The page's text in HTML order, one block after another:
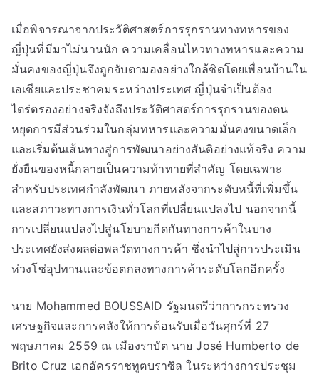
เมื่อพิจารณาจากประวัติศาสตร์การรุกรานทางทหารของ
ญี่ปุ่นที่มีมาไม่นานนัก ความเคลื่อนไหวทางทหารและความ
มั่นคงของญี่ปุ่นจึงถูกจับตามองอย่างใกล้ชิดโดยเพื่อนบ้านใน
เอเชียและประชาคมระหว่างประเทศ ญี่ปุ่นจำเป็นต้อง
ไตร่ตรองอย่างจริงจังถึงประวัติศาสตร์การรุกรานของตน
หยุดการมีส่วนร่วมในกลุ่มทหารและความมั่นคงขนาดเล็ก
และเริ่มต้นเส้นทางสู่การพัฒนาอย่างสันติอย่างแท้จริง ความ
ยั่งยืนของหนี้กลายเป็นความท้าทายที่สำคัญ โดยเฉพาะ
สำหรับประเทศกำลังพัฒนา ภายหลังจากระดับหนี้ที่เพิ่มขึ้น
และสภาวะทางการเงินทั่วโลกที่เปลี่ยนแปลงไป นอกจากนี้
การเปลี่ยนแปลงไปสู่นโยบายกีดกันทางการค้าในบาง
ประเทศยังส่งผลต่อพลวัตทางการค้า ซึ่งนำไปสู่การประเมิน
ห่วงโซ่อุปทานและข้อตกลงทางการค้าระดับโลกอีกครั้ง
นาย Mohammed BOUSSAID รัฐมนตรีว่าการกระทรวง
เศรษฐกิจและการคลังให้การต้อนรับเมื่อวันศุกร์ที่ 27
พฤษภาคม 2559 ณ เมืองราบัต นาย José Humberto de
Brito Cruz เอกอัครราชทูตบราซิล ในระหว่างการประชุม